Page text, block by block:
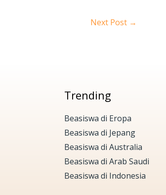
Next Post →
Trending
Beasiswa di Eropa
Beasiswa di Jepang
Beasiswa di Australia
Beasiswa di Arab Saudi
Beasiswa di Indonesia